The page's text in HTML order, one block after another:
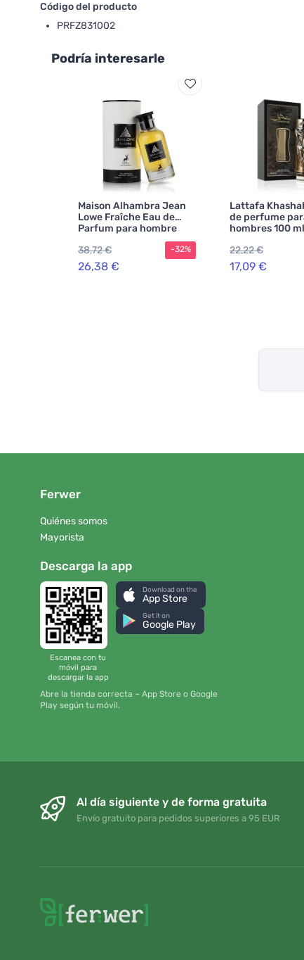
Código del producto
PRFZ831002
Podría interesarle
Maison Alhambra Jean
Lowe Fraîche Eau de
Parfum para hombre
38,72 €
26,38 €
-32%
Lattafa
de perfume
hombres 100 ml
22,22 €
17,09 €
Ferwer
Quiénes somos
Mayorista
Descarga la app
Escanea con tu
móvil para
descargar la app
Download on the
App Store
Get it on
Google Play
Abre la tienda correcta – App Store o Google
Play según tu móvil.
Al día siguiente y de forma gratuita
Envío gratuito para pedidos superiores a 95 EUR